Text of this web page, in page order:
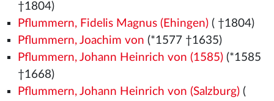
†1804)
Pflummern, Fidelis Magnus (Ehingen)( †1804)
Pflummern, Joachim von (*1577 †1635)
Pflummern, Johann Heinrich von (1585)(*1585
†1668)
Pflummern, Johann Heinrich von (Salzburg)(